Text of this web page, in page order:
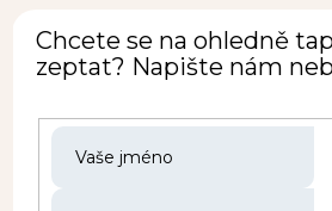
Chcete se na ohledně
zeptat? Napište nám